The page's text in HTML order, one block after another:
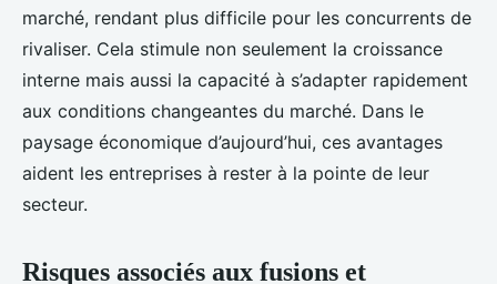
marché, rendant plus difficile pour les concurrents de
rivaliser. Cela stimule non seulement la croissance
interne mais aussi la capacité à s’adapter rapidement
aux conditions changeantes du marché. Dans le
paysage économique d’aujourd’hui, ces avantages
aident les entreprises à rester à la pointe de leur
secteur.
Risques associés aux fusions et